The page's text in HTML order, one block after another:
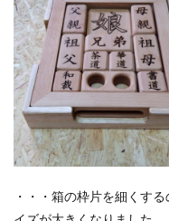
・・・箱の枠片を細くす